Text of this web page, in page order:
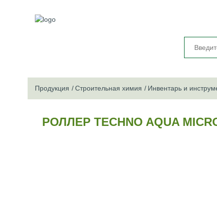
Продукция Строительная химия Инвентарь и
РОЛЛЕР TECHNO AQUA